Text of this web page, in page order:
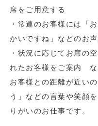
席をご用意する
・常連のお客様には「
かいですね」などのお
・状況に応じてお席の
れたお客様をご案内
お客様との距離が近い
う」などの言葉や笑顔
りがいのお仕事です。